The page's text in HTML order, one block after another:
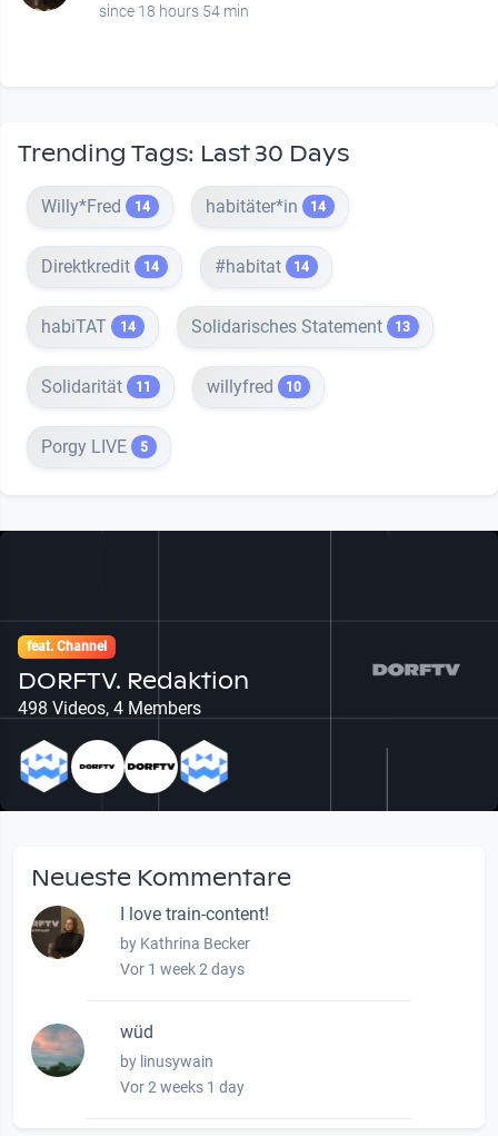
since 18 hours 54 min
Trending Tags: Last 30 Days
Willy*Fred 14 habitäter*in 14
Direktkredit 14 #habitat 14
habiTAT 14 Solidarisches Statement 13
Solidarität 11 willyfred 10
Porgy LIVE 5
feat. Channel
DORFTV. Redaktion
498 Videos, 4 Members
Neueste Kommentare
I love train-content!
by Kathrina Becker
Vor 1 week 2 days
wüd
by linusywain
Vor 2 weeks 1 day